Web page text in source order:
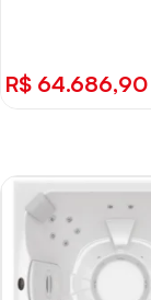
R$ 64.686,90